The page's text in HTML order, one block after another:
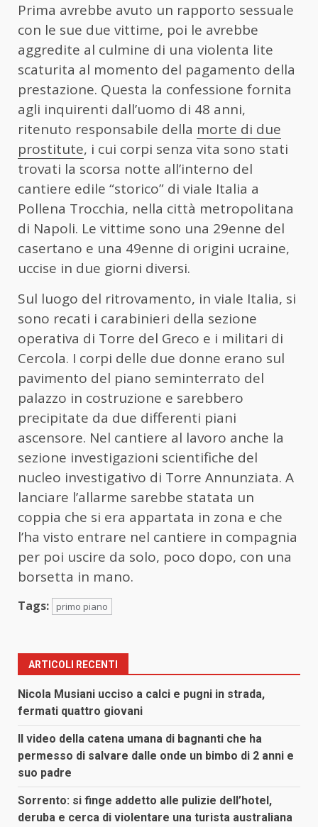
Prima avrebbe avuto un rapporto sessuale
con le sue due vittime, poi le avrebbe
aggredite al culmine di una violenta lite
scaturita al momento del pagamento della
prestazione. Questa la confessione fornita
agli inquirenti dall’uomo di 48 anni,
ritenuto responsabile della morte di due
prostitute, i cui corpi senza vita sono stati
trovati la scorsa notte all’interno del
cantiere edile “storico” di viale Italia a
Pollena Trocchia, nella città metropolitana
di Napoli. Le vittime sono una 29enne del
casertano e una 49enne di origini ucraine,
uccise in due giorni diversi.
Sul luogo del ritrovamento, in viale Italia, si
sono recati i carabinieri della sezione
operativa di Torre del Greco e i militari di
Cercola. I corpi delle due donne erano sul
pavimento del piano seminterrato del
palazzo in costruzione e sarebbero
precipitate da due differenti piani
ascensore. Nel cantiere al lavoro anche la
sezione investigazioni scientifiche del
nucleo investigativo di Torre Annunziata. A
lanciare l’allarme sarebbe statata un
coppia che si era appartata in zona e che
l’ha visto entrare nel cantiere in compagnia
per poi uscire da solo, poco dopo, con una
borsetta in mano.
Tags: primo piano
ARTICOLI RECENTI
Nicola Musiani ucciso a calci e pugni in strada,
fermati quattro giovani
Il video della catena umana di bagnanti che ha
permesso di salvare dalle onde un bimbo di 2 anni e
suo padre
Sorrento: si finge addetto alle pulizie dell’hotel,
deruba e cerca di violentare una turista australiana